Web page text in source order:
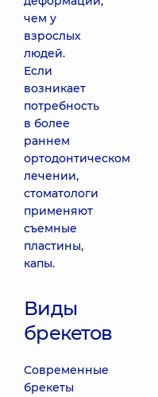
чем у
взрослых
людей.
Если
возникает
потребность
в более
раннем
ортодонтическом
лечении,
стоматологи
применяют
съемные
пластины,
капы.
Виды
брекетов
Современные
брекеты